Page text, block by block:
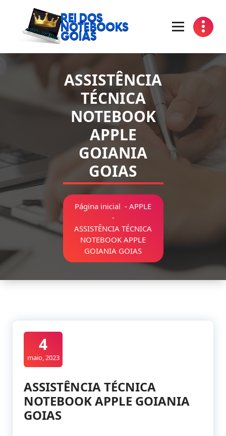
conteúdo
ASSISTÊNCIA
TÉCNICA
NOTEBOOK
APPLE
GOIANIA
GOIAS
Página inicial - APPLE
-
ASSISTÊNCIA TÉCNICA
NOTEBOOK APPLE
GOIANIA GOIAS
4
maio, 2023
ASSISTÊNCIA TÉCNICA
NOTEBOOK APPLE GOIANIA
GOIAS